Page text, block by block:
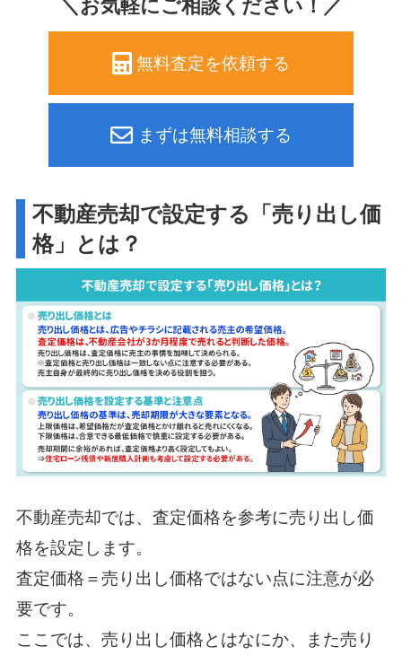
＼お気軽にご相談ください！／
無料査定を依頼する
まずは無料相談する
不動産売却で設定する「売り出し価
格」とは？
不動産売却では、査定価格を参考に売り出し価
格を設定します。
査定価格＝売り出し価格ではない点に注意が必
要です。
ここでは、売り出し価格とはなにか、また売り